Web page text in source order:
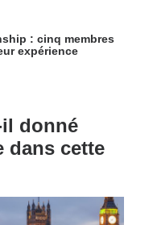
: cinq membres
expérience
il donné
dans cette